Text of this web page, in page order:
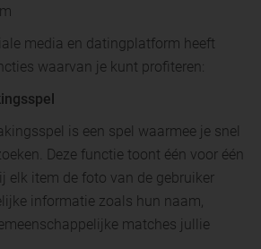
media en datingplatform heeft
waarvan je kunt profiteren:
is een spel waarmee je snel
Deze functie toont één voor één
elk item de foto van de gebruiker
informatie zoals hun naam,
matches jullie